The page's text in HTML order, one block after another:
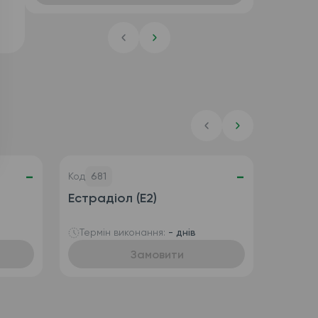
- Код 681 -
Естрадіол (E2)
Термін виконання: - днів
Замовити